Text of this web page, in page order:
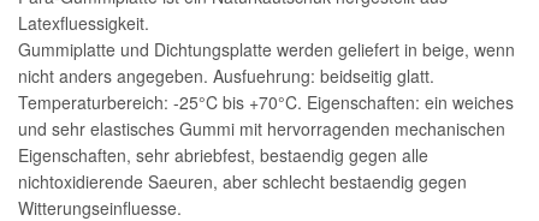
Latexfluessigkeit.
Gummiplatte und Dichtungsplatte werden geliefert in beige, wenn
nicht anders angegeben. Ausfuehrung: beidseitig glatt.
Temperaturbereich: -25°C bis +70°C. Eigenschaften: ein weiches
und sehr elastisches Gummi mit hervorragenden mechanischen
Eigenschaften, sehr abriebfest, bestaendig gegen alle
nichtoxidierende Saeuren, aber schlecht bestaendig gegen
Witterungseinfluesse.